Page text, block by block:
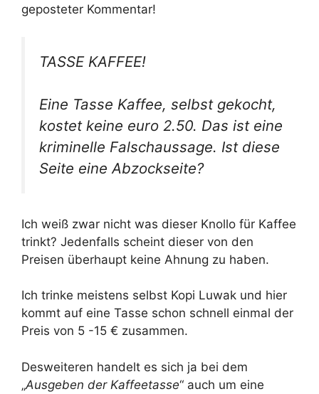
geposteter Kommentar!
TASSE KAFFEE!
Eine Tasse Kaffee, selbst gekocht,
kostet keine euro 2.50. Das ist eine
kriminelle Falschaussage. Ist diese
Seite eine Abzockseite?
Ich weiß zwar nicht was dieser Knollo für Kaffee
trinkt? Jedenfalls scheint dieser von den
Preisen überhaupt keine Ahnung zu haben.
Ich trinke meistens selbst Kopi Luwak und hier
kommt auf eine Tasse schon schnell einmal der
Preis von 5 -15 € zusammen.
Desweiteren handelt es sich ja bei dem
„Ausgeben der Kaffeetasse“ auch um eine